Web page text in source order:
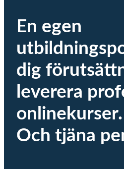
En egen
dig
leverera
onlinekurser.
Och tjäna